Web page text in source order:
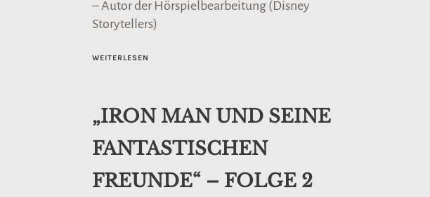
– Autor der Hörspielbearbeitung (Disney
Storytellers)
WEITERLESEN
„IRON MAN UND SEINE
FANTASTISCHEN
FREUNDE“ – FOLGE 2